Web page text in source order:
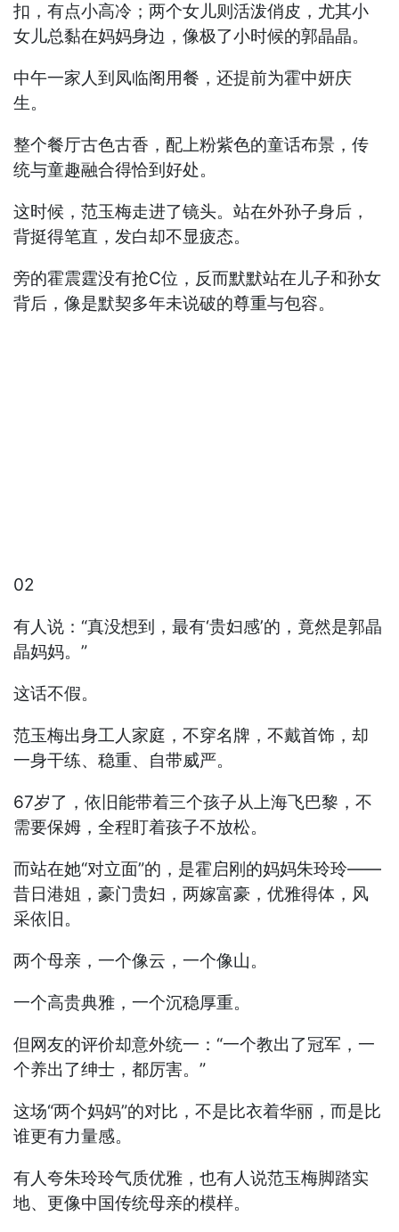
扣，有点小高冷；两个女儿则活泼俏皮，尤其小
女儿总黏在妈妈身边，像极了小时候的郭晶晶。
中午一家人到凤临阁用餐，还提前为霍中妍庆
生。
整个餐厅古色古香，配上粉紫色的童话布景，传
统与童趣融合得恰到好处。
这时候，范玉梅走进了镜头。站在外孙子身后，
背挺得笔直，发白却不显疲态。
旁的霍震霆没有抢C位，反而默默站在儿子和孙女
背后，像是默契多年未说破的尊重与包容。
02
有人说：“真没想到，最有‘贵妇感’的，竟然是郭晶
晶妈妈。”
这话不假。
范玉梅出身工人家庭，不穿名牌，不戴首饰，却
一身干练、稳重、自带威严。
67岁了，依旧能带着三个孩子从上海飞巴黎，不
需要保姆，全程盯着孩子不放松。
而站在她“对立面”的，是霍启刚的妈妈朱玲玲——
昔日港姐，豪门贵妇，两嫁富豪，优雅得体，风
采依旧。
两个母亲，一个像云，一个像山。
一个高贵典雅，一个沉稳厚重。
但网友的评价却意外统一：“一个教出了冠军，一
个养出了绅士，都厉害。”
这场“两个妈妈”的对比，不是比衣着华丽，而是比
谁更有力量感。
有人夸朱玲玲气质优雅，也有人说范玉梅脚踏实
地、更像中国传统母亲的模样。